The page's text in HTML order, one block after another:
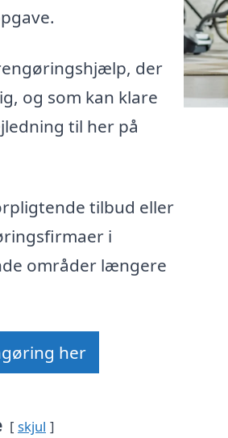
der
og som kan klare
til her på
tilbud eller
i
områder længere
her
skjul